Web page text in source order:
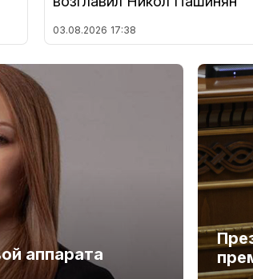
03.08.2026 17:38
аппарата